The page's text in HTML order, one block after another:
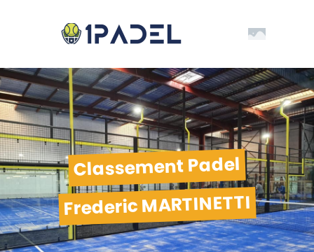
Classement Padel
Frederic MARTINETTI